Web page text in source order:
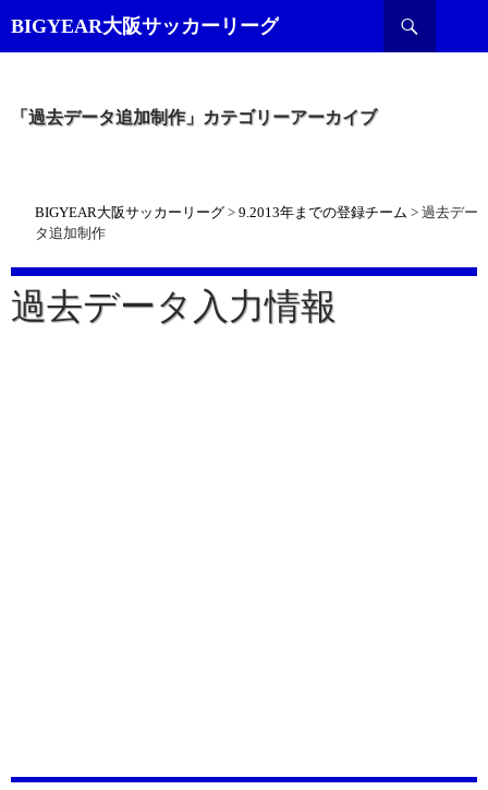
BIGYEAR大阪サッカーリーグ
索
「過去データ追加制作」カテゴリーアーカイブ
BIGYEAR大阪サッカーリーグ > 9.2013年までの登録チーム > 過去デー
タ追加制作
過去データ入力情報